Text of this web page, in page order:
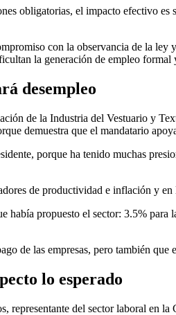
obligatorias, el impacto efectivo
con la observancia de la
la generación de empleo
desempleo
de la Industria del Vestuario y
demuestra que el mandatario
porque ha tenido muchas
de productividad e inflación y
había propuesto el sector: 3.5%
de las empresas, pero también
lo esperado
representante del sector laboral en